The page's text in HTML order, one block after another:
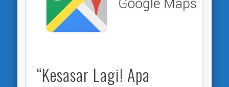
kunci atau tas anda untuk melacak barang-
barang anda seperti Airtag yang dimiliki oleh
apple. Kemudian perangkat tersebut akan
Topik
“Kesasar Lagi! Apa